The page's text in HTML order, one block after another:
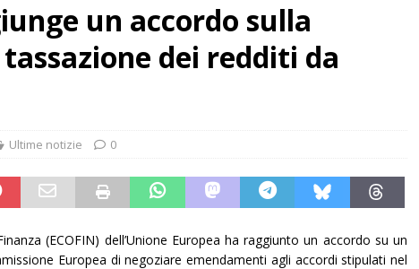
un accordo sulla
dei redditi da
Ultime notizie 0
(ECOFIN) dell’Unione Europea ha raggiunto un accordo su un
Europea di negoziare emendamenti agli accordi stipulati nel